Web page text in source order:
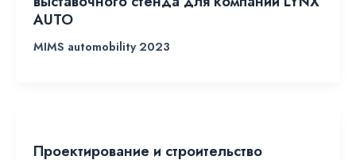
AUTO
MIMS automobility 2023
Проектирование и строительство